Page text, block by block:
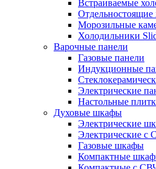
Встраиваемые
Отдельностоящие
Морозильные
Холодильники
Варочные панели
Газовые панели
Индукционные
Электрические
Настольные
Духовые шкафы
Электрические
Электрические с
Газовые шкафы
Компактные